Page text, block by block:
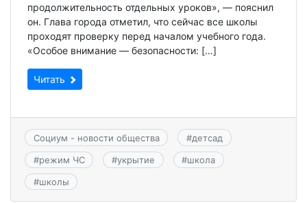
продолжительность отдельных уроков», — пояснил
он. Глава города отметил, что сейчас все школы
проходят проверку перед началом учебного года.
«Особое внимание — безопасности: […]
Читать
Социум - новости общества #детсад
#режим ЧС #укрытие #школа
#школы